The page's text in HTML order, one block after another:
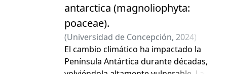
antarctica (magnoliophyta:
poaceae).
(Universidad de Concepción, 2024)
Altamirano Quezada, Byron;Sáez
Delgado, Patricia Lisette;Hernández de
El cambio climático ha impactado la
Península Antártica durante décadas,